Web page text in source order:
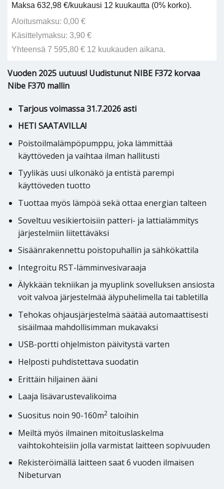
Maksa 632,98 €/kuukausi 12 kuukautta (0% korko).
Aloitusmaksu: 0,00 €
Käsittelymaksu: 3,90 €
Yhteensä 7 595,80 € 12 kuukauden aikana.
Vuoden 2025 uutuus! Uudistunut NIBE F372 korvaa
Nibe F370 mallin
Tarjous voimassa 31.7.2026 asti
HETI SAATAVILLA!
Poistoilmalämpöpumppu, joka lämmittää
käyttöveden ja vaihtaa ilman hallitusti
Tyylikäs uusi ulkonäkö ja entistä parempi
käyttöveden tuotto
Tuottaa myös lämpöä sekä ottaa energian talteen
Soveltuu vesikiertoisiin patteri- ja lattialämmitys
järjestelmiin liitettäväksi
Sisäänrakennettu poistopuhallin ja sähkökattila
Integroitu RST-lämminvesivaraaja
Älykkään tekniikan ja myuplink sovelluksen ansiosta
voit valvoa järjestelmää älypuhelimella tai tabletilla
Tehokas ohjausjärjestelmä säätää automaattisesti
sisäilmaa mahdollisimman mukavaksi
USB-portti ohjelmiston päivitystä varten
Helposti puhdistettava suodatin
Erittäin hiljainen ääni
Laaja lisävarustevalikoima
Suositus noin 90-160m2 taloihin
Meiltä myös ilmainen mitoituslaskelma
vaihtokohteisiin jolla varmistat laitteen sopivuuden
Rekisteröimällä laitteen saat 6 vuoden ilmaisen
Nibeturvan